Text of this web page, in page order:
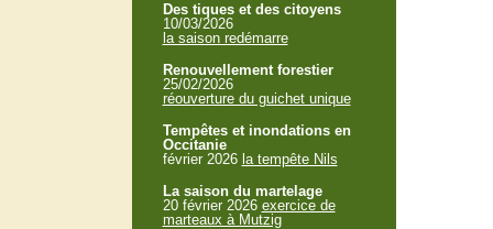
Des tiques et des citoyens
10/03/2026
la saison redémarre
Renouvellement forestier
25/02/2026
réouverture du guichet unique
Tempêtes et inondations en
Occitanie
février 2026 la tempête Nils
La saison du martelage
20 février 2026 exercice de
marteaux à Mutzig